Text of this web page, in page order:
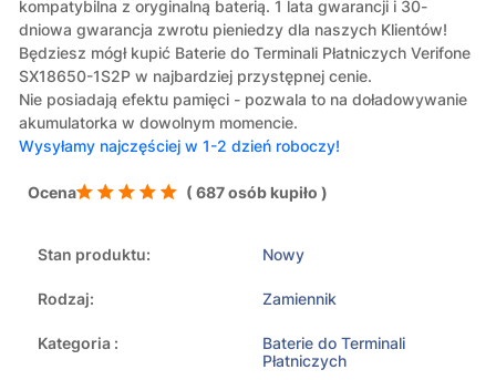
kompatybilna z oryginalną baterią. 1 lata gwarancji i 30-
dniowa gwarancja zwrotu pieniedzy dla naszych Klientów!
Będziesz mógł kupić Baterie do Terminali Płatniczych Verifone
SX18650-1S2P w najbardziej przystępnej cenie.
Nie posiadają efektu pamięci - pozwala to na doładowywanie
akumulatorka w dowolnym momencie.
Wysyłamy najczęściej w 1-2 dzień roboczy!
Ocena ( 687 osób kupiło )
Stan produktu: Nowy
Rodzaj: Zamiennik
Kategoria :
Baterie do Terminali
Płatniczych